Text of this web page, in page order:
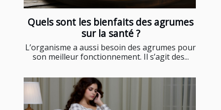
Quels sont les bienfaits des agrumes
sur la santé ?
L’organisme a aussi besoin des agrumes pour
son meilleur fonctionnement. Il s’agit des...